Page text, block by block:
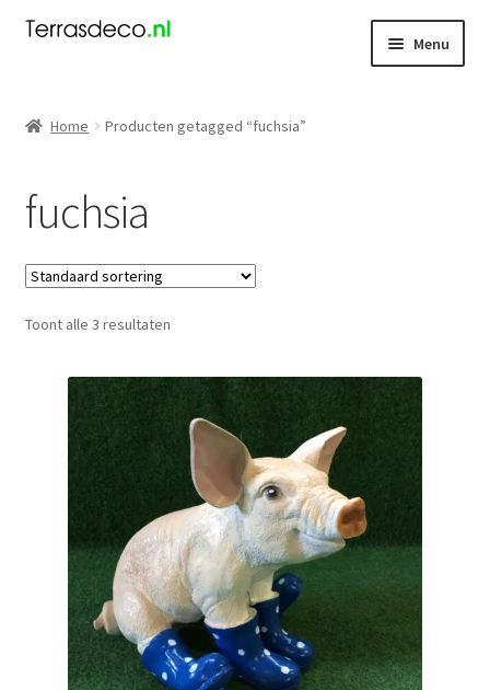
Ga
navigatie
Ga
inhoud
Menu
Kabouters
Mensen
Nieuw
Koningsdag
Contact
Glasschilderij
Ornamenten
Verlichting
Home Producten getagged “fuchsia”
fuchsia
Toont alle 3 resultaten